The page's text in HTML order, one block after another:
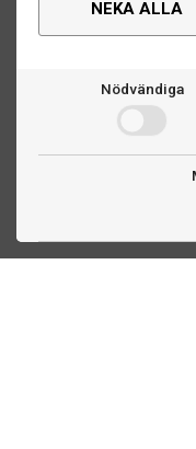
NEKA ALLA
Nödvändiga